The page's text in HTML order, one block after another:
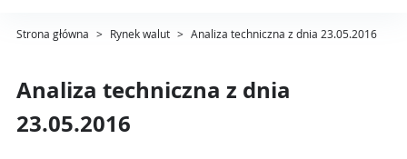
Strona główna > Rynek walut > Analiza techniczna z dnia 23.05.2016
Analiza techniczna z dnia
23.05.2016